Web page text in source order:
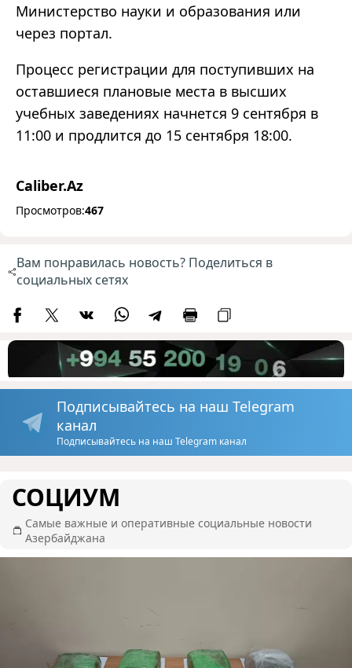
Министерство науки и образования или
через портал.
Процесс регистрации для поступивших на
оставшиеся плановые места в высших
учебных заведениях начнется 9 сентября в
11:00 и продлится до 15 сентября 18:00.
Caliber.Az
Просмотров:467
Вам понравилась новость? Поделиться в
социальных сетях
Подписывайтесь на наш Telegram
канал
Подписывайтесь на наш Telegram канал
СОЦИУМ
Самые важные и оперативные социальные новости
Азербайджана